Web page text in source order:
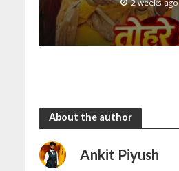
2 weeks ago
About the author
Ankit Piyush